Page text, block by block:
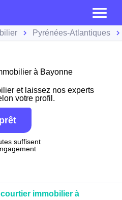
Pyrénées-Atlantiques
à Bayonne
et laissez nos experts
votre profil.
suffisent
immobilier à